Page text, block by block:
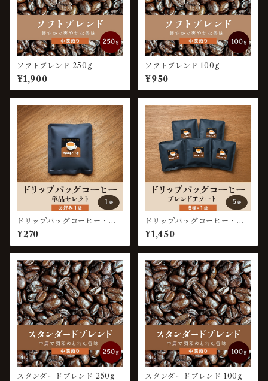
ソフトブレンド 250g
¥1,900
ソフトブレンド 100g
¥950
ドリップバッグコーヒー・単
品セレクト1袋
¥270
ドリップバッグコーヒー・ブ
レンドアソート5袋【箱入】
¥1,450
スタンダードブレンド 250g スタンダードブレンド 100g